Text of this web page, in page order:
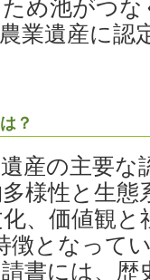
め池がつな
業遺産に認
？
産の主要な
様性と生態
、価値観と
徴となって
書には、歴